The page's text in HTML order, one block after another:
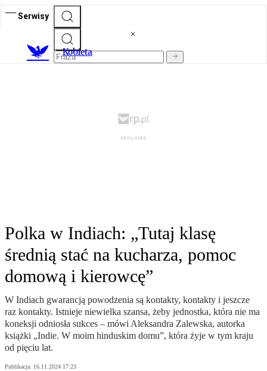
Serwisy
Kobieta
Polka w Indiach: „Tutaj klasę
średnią stać na kucharza, pomoc
domową i kierowcę”
W Indiach gwarancją powodzenia są kontakty, kontakty i jeszcze
raz kontakty. Istnieje niewielka szansa, żeby jednostka, która nie ma
koneksji odniosła sukces – mówi Aleksandra Zalewska, autorka
książki „Indie. W moim hinduskim domu”, która żyje w tym kraju
od pięciu lat.
Publikacja: 16.11.2024 17:23